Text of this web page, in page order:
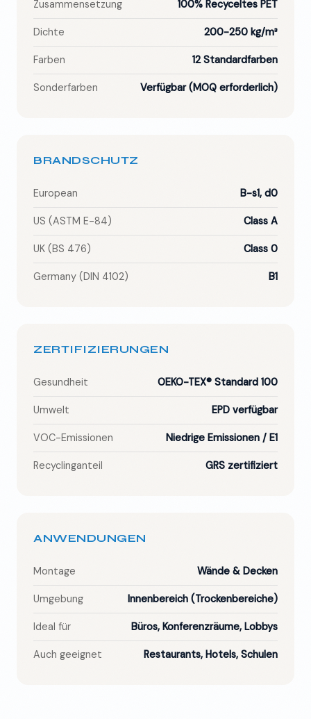
Zusammensetzung 100% Recyceltes PET
Dichte 200-250 kg/m³
Farben 12 Standardfarben
Sonderfarben Verfügbar (MOQ erforderlich)
BRANDSCHUTZ
European B-s1, d0
US (ASTM E-84) Class A
UK (BS 476) Class 0
Germany (DIN 4102) B1
ZERTIFIZIERUNGEN
Gesundheit OEKO-TEX® Standard 100
Umwelt EPD verfügbar
VOC-Emissionen Niedrige Emissionen / E1
Recyclinganteil GRS zertifiziert
ANWENDUNGEN
Montage Wände & Decken
Umgebung Innenbereich (Trockenbereiche)
Ideal für Büros, Konferenzräume, Lobbys
Auch geeignet Restaurants, Hotels, Schulen